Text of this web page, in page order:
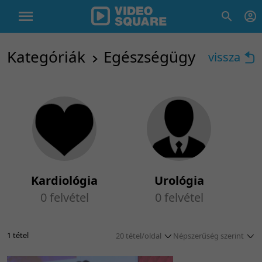
Kategóriák Egészségügy vissza
Kardiológia
0 felvétel
Urológia
0 felvétel
Népszerűség szerint
1 tétel
20 tétel/oldal
5 tétel/oldal